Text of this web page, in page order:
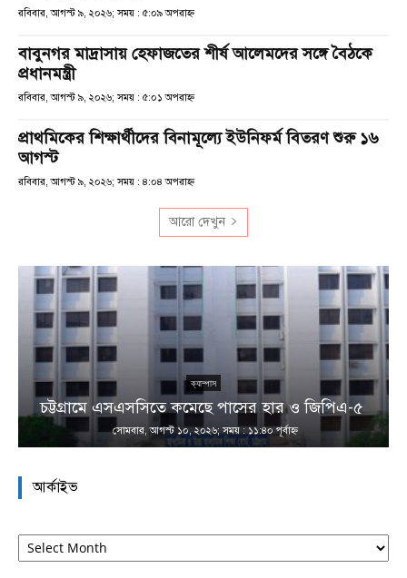
রবিবার, আগস্ট ৯, ২০২৬; সময় : ৫:০৯ অপরাহ্ণ
বাবুনগর মাদ্রাসায় হেফাজতের শীর্ষ আলেমদের সঙ্গে বৈঠকে
প্রধানমন্ত্রী
রবিবার, আগস্ট ৯, ২০২৬; সময় : ৫:০১ অপরাহ্ণ
প্রাথমিকের শিক্ষার্থীদের বিনামূল্যে ইউনিফর্ম বিতরণ শুরু ১৬
আগস্ট
রবিবার, আগস্ট ৯, ২০২৬; সময় : ৪:০৪ অপরাহ্ণ
আরো দেখুন
ক্যাম্পাস
চট্টগ্রামে এসএসসিতে কমেছে পাসের হার ও জিপিএ-৫
সোমবার, আগস্ট ১০, ২০২৬; সময় : ১১:৪০ পূর্বাহ্ণ
আর্কাইভ
আর্কাইভ